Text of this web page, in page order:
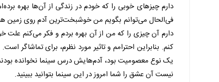
دارم چیزهای خوبی را که خودم در زندگی از آن‌ها بهره
فی‌الحال می‌توانم بگویم من خوشبخت‌ترین آدم روی زمین
دارم آن چیزی را که من از آن بهره بردم و فکر می‌کنم
کنم. بنابراین احترامم و تاثیر مورد نظرم، برای
یک نوع معصومیت بود، آدم‌هایش درس سینما نخوانده
نیست آن عشق را شما امروز در این سینما بتوانید ببینید.